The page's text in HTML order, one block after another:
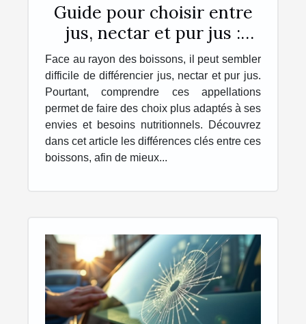
Guide pour choisir entre
jus, nectar et pur jus :
quelle différence ?
Face au rayon des boissons, il peut sembler
difficile de différencier jus, nectar et pur jus.
Pourtant, comprendre ces appellations
permet de faire des choix plus adaptés à ses
envies et besoins nutritionnels. Découvrez
dans cet article les différences clés entre ces
boissons, afin de mieux...